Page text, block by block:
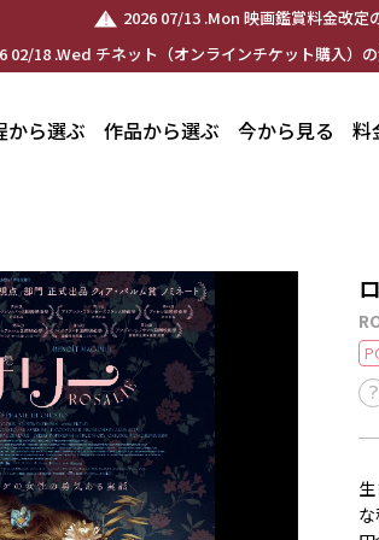
2026 07/13 .Mon 映画鑑賞料金改定
02/18 .Wed チネット（オンラインチケット購入
から選ぶ 作品から選ぶ 今から見る 料